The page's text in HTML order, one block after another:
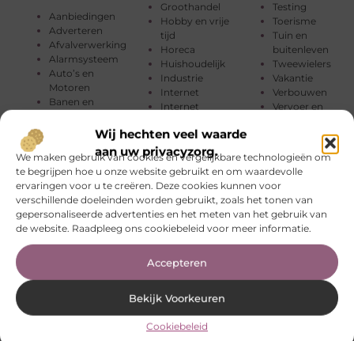
Wij hechten veel waarde
aan uw privacyzorg.
We maken gebruik van cookies en vergelijkbare technologieën om
te begrijpen hoe u onze website gebruikt en om waardevolle
ervaringen voor u te creëren. Deze cookies kunnen voor
verschillende doeleinden worden gebruikt, zoals het tonen van
gepersonaliseerde advertenties en het meten van het gebruik van
de website. Raadpleeg ons cookiebeleid voor meer informatie.
Accepteren
Bekijk Voorkeuren
Cookiebeleid
Aanbiedingen
Adverteren
Afvalverwerking
Alarmsysteem
Auto’s en
Motoren
Banen en
Beauty en
Bedrijven
Bloemen
Blog
Boeken en
Tijdschriften
Cadeau
Dienstverlening
Entertainment
Groothandel
Hobby en vrije
tijd
Horeca
Huishoudelijk
Industrie
Internet
Internet
Kinderen
Management
Marketing
Media
Meubels
MKB
Mode en
Kleding
Particuliere
dienstverlening
Rechten
Relatie
Testing
Toerisme
Tuin en
buitenleven
Tweewielers
Vakantie
Verbouwen
Vervoer en
Webdesign
Winkelen
Woning en Tuin
Woningen
Zakelijk
Zakelijke
dienstverlening